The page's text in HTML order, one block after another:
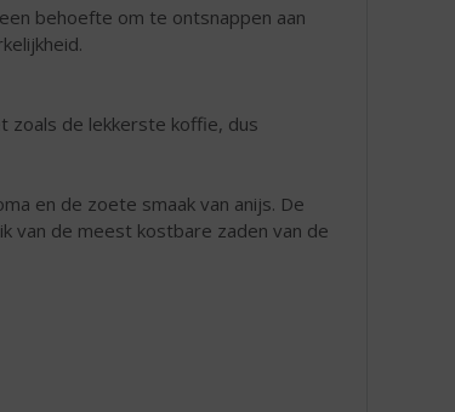
behoefte om te ontsnappen aan
zoals de lekkerste koffie, dus
en de zoete smaak van anijs. De
van de meest kostbare zaden van de